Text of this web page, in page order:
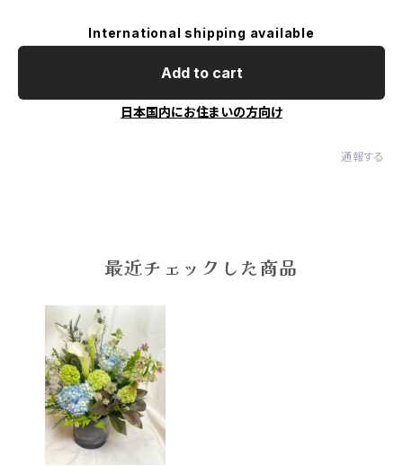
International shipping available
Add to cart
日本国内にお住まいの方向け
通報する
最近チェックした商品